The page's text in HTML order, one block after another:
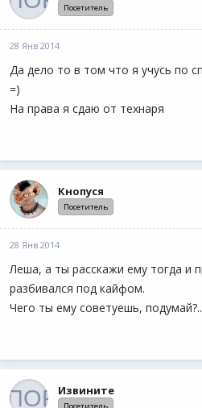
Посетитель
28 Янв 2014
Да дело то в том что я учусь по
=)
На права я сдаю от технаря
Кнопуся
Посетитель
28 Янв 2014
Леша, а ты расскажи ему тогда и
разбивался под кайфом.
Чего ты ему советуешь,
Извините
Посетитель